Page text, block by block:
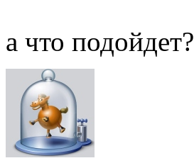
а что подойдет?